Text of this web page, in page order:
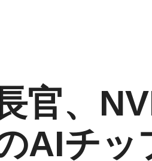
官、
AIチッ